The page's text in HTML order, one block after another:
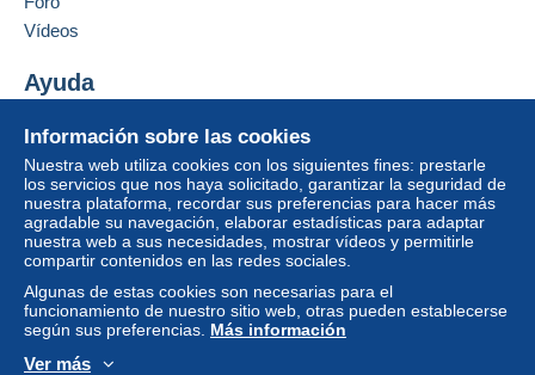
Esta zona incluye
Modo de envío
Pago por:
Carta (tamaño normal)
2,50 €
Carta con seguimiento (formato normal/o
4,00 €
sobre las entregas, debe ser
miembro y conectarse.
Identific
arse
Registr
arse
Añadir ese vendedor a los favoritos
Ocultar los objetos de este vendedor
Información sobre las cookies
Nuestra web utiliza cookies con los siguientes fines: prestarle
los servicios que nos haya solicitado, garantizar la seguridad de
nuestra plataforma, recordar sus preferencias para hacer más
agradable su navegación, elaborar estadísticas para adaptar
nuestra web a sus necesidades, mostrar vídeos y permitirle
compartir contenidos en las redes sociales.
Algunas de estas cookies son necesarias para el
funcionamiento de nuestro sitio web, otras pueden establecerse
según sus preferencias. Más información
Ver más
Vídeos
Ayuda
Comprar en Delcampe
Vender en Delcampe
Una página securizada